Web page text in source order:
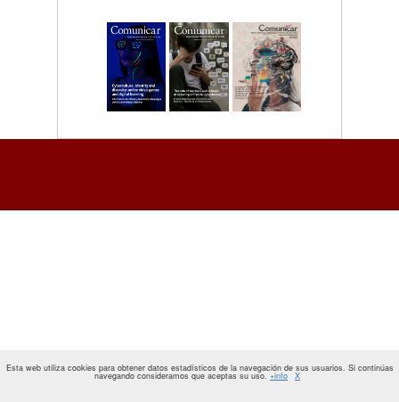
Esta web utiliza cookies para obtener datos estadísticos de la navegación de sus usuarios. Si continúas
navegando consideramos que aceptas su uso. +info X